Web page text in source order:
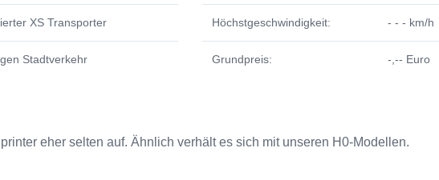
XS Transporter
Stadtverkehr
Höchstgeschwindigkeit: - - - km/h
Grundpreis: -,-- Euro
eher selten auf. Ähnlich verhält es sich mit unseren H0-Modellen.